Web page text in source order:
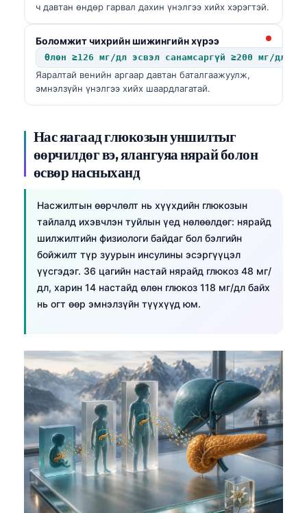
ч давтан өндөр гарвал дахин үнэлгээ хийх хэрэгтэй.
Боломжит чихрийн шижингийн хүрээ
Өлөн ≥126 мг/дл эсвэл санамсаргүй ≥200 мг/дл,
Яаралтай венийн аргаар давтан баталгаажуулж,
эмнэлзүйн үнэлгээ хийх шаардлагатай.
Нас яагаад глюкозын уншилтыг
өөрчилдөг вэ, ялангуяа нярай болон
өсвөр насныханд
Насжилтын өөрчлөлт нь хүүхдийн глюкозын
тайлалд ихэвчлэн туйлын үед нөлөөлдөг: нярайд
шилжилтийн физиологи байдаг бол бэлгийн
бойжилт түр зуурын инсулины эсэргүүцэл
үүсгэдэг. 36 цагийн настай нярайд глюкоз 48 мг/
дл, харин 14 настайд өлөн глюкоз 118 мг/дл байх
нь огт өөр эмнэлзүйн түүхүүд юм.